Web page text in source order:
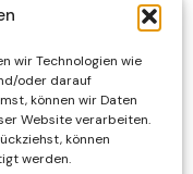
wir Technologien wie
oder darauf
können wir Daten
Website verarbeiten.
können
werden.